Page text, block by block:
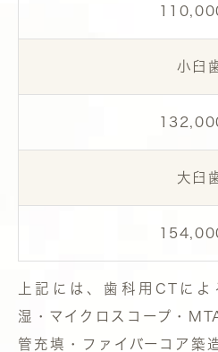
小臼
大臼
上記には、歯科用CTに
湿・マイクロスコープ・
管充填・ファイバーコア築